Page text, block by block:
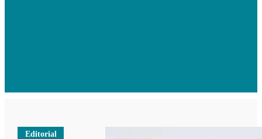
Editorial